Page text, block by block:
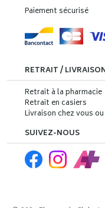
Paiement sécurisé
RETRAIT /
Retrait à la pharmacie
Retrait en casiers
Livraison chez vous
SUIVEZ-NOUS